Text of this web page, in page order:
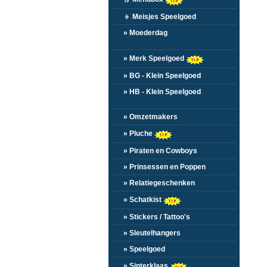
👧 Meisjes Speelgoed
» Moederdag
» Merk Speelgoed
» BG - Klein Speelgoed
» HB - Klein Speelgoed
» Omzetmakers
» Pluche
» Piraten en Cowboys
» Prinsessen en Poppen
» Relatiegeschenken
» Schatkist
» Stickers / Tattoo's
» Sleutelhangers
» Speelgoed